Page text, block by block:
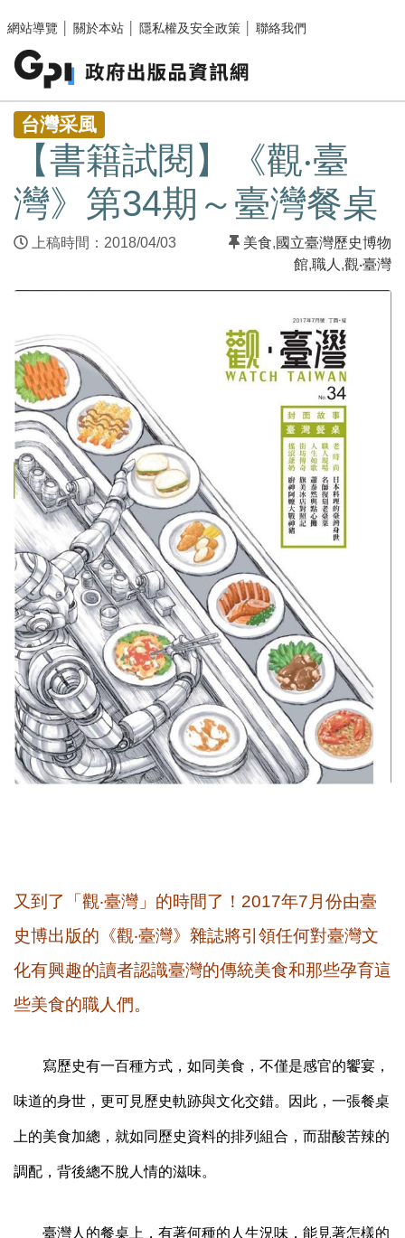
網站導覽
關於本站 隱私權及安全政策 聯絡我們
:::
台灣采風
【書籍試閱】《觀‧臺
灣》第34期～臺灣餐桌
上稿時間：2018/04/03 美食,國立臺灣歷史博物
館,職人 ,觀‧臺灣
又到了「觀‧臺灣」的時間了！2017年7月份由臺
史博出版的《觀‧臺灣》雜誌將引領任何對臺灣文
化有興趣的讀者認識臺灣的傳統美食和那些孕育這
些美食的職人們。
寫歷史有一百種方式，如同美食，不僅是感官的饗宴，
味道的身世，更可見歷史軌跡與文化交錯。因此，一張餐桌
上的美食加總，就如同歷史資料的排列組合，而甜酸苦辣的
調配，背後總不脫人情的滋味。
臺灣人的餐桌上，有著何種的人生況味，能見著怎樣的